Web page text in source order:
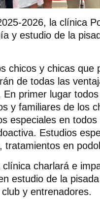
2026, la clínica
y estudio de la
chicos y chicas que
de todas las
primer lugar
y familiares de los
especiales en
Estudios
tratamientos en
charlará e
estudio de la
y entrenadores.